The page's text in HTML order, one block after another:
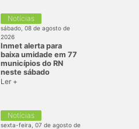
Notícias
sábado, 08 de agosto de
2026
Inmet alerta para
baixa umidade em 77
municípios do RN
neste sábado
Ler +
Notícias
sexta-feira, 07 de agosto de